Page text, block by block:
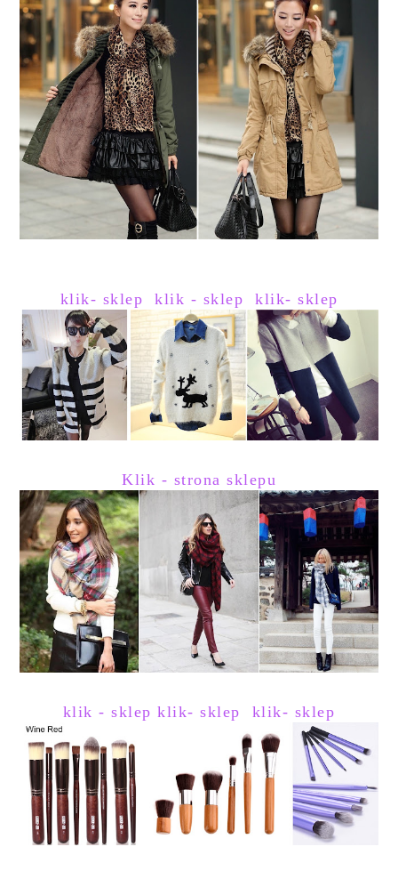
klik- sklep klik - sklep klik- sklep
Klik - strona sklepu
klik - sklep klik- sklep klik- sklep